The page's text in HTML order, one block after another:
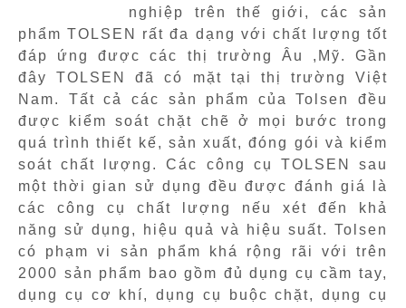
nghiệp trên thế giới, các sản
phẩm TOLSEN rất đa dạng với chất lượng tốt
đáp ứng được các thị trường Âu ,Mỹ. Gần
đây TOLSEN đã có mặt tại thị trường Việt
Nam. Tất cả các sản phẩm của Tolsen đều
được kiểm soát chặt chẽ ở mọi bước trong
quá trình thiết kế, sản xuất, đóng gói và kiểm
soát chất lượng. Các công cụ TOLSEN sau
một thời gian sử dụng đều được đánh giá là
các công cụ chất lượng nếu xét đến khả
năng sử dụng, hiệu quả và hiệu suất. Tolsen
có phạm vi sản phẩm khá rộng rãi với trên
2000 sản phẩm bao gồm đủ dụng cụ cầm tay,
dụng cụ cơ khí, dụng cụ buộc chặt, dụng cụ